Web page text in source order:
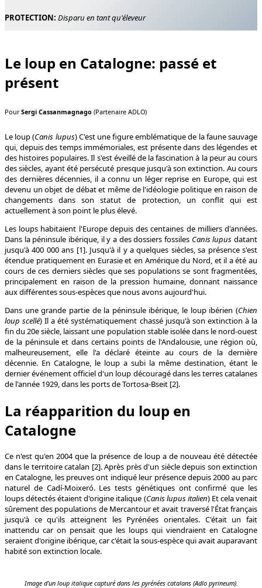
PROTECTION: Disparu en tant qu'éleveur
Le loup en Catalogne: passé et
présent
PourSergi Cassanmagnago (Partenaire ADLO)
Le loup (Canis lupus) C'est une figure emblématique de la faune sauvage
qui, depuis des temps immémoriales, est présente dans des légendes et
des histoires populaires. Il s'est éveillé de la fascination à la peur au cours
des siècles, ayant été persécuté presque jusqu'à son extinction. Au cours
des dernières décennies, il a connu un léger reprise en Europe, qui est
devenu un objet de débat et même de l'idéologie politique en raison de
changements dans son statut de protection, un conflit qui est
actuellement à son point le plus élevé.
Les loups habitaient l'Europe depuis des centaines de milliers d'années.
Dans la péninsule ibérique, il y a des dossiers fossiles Canis lupusdatant
jusqu'à 400 000 ans [1]. Jusqu'à il y a quelques siècles, sa présence s'est
étendue pratiquement en Eurasie et en Amérique du Nord, et il a été au
cours de ces derniers siècles que ses populations se sont fragmentées,
principalement en raison de la pression humaine, donnant naissance
aux différentes sous-espèces que nous avons aujourd'hui.
Dans une grande partie de la péninsule ibérique, le loup ibérien (Chien
loup scellé) Il a été systématiquement chassé jusqu'à son extinction à la
fin du 20e siècle, laissant une population stable isolée dans le nord-ouest
de la péninsule et dans certains points de l'Andalousie, une région où,
malheureusement, elle l'a déclaré éteinte au cours de la dernière
décennie. En Catalogne, le loup a subi la même destination, étant le
dernier événement officiel d'un loup découragé dans les terres catalanes
de l'année 1929, dans les ports de Tortosa-Bseit [2].
La réapparition du loup en
Catalogne
Ce n'est qu'en 2004 que la présence de loup a de nouveau été détectée
dans le territoire catalan [2]. Après près d'un siècle depuis son extinction
en Catalogne, les preuves ont indiqué leur présence depuis 2000 au parc
naturel de Cadí-Moixeró. Les tests génétiques ont confirmé que les
loups détectés étaient d'origine italique (Canis lupusitalien) Et cela venait
sûrement des populations de Mercantour et avait traversé l'État français
jusqu'à ce qu'ils atteignent les Pyrénées orientales. C'était un fait
inattendu car on pensait que les loups qui viendraient en Catalogne
seraient d'origine ibérique, car c'était la sous-espèce qui avait auparavant
habité son extinction locale.
Image d'un loup italique capturé dans les pyrénées catalans (Adlo pyrineum).